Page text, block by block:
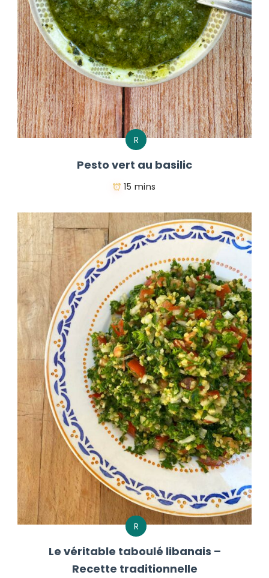
R
Pesto vert au basilic
15 mins
R
Le véritable taboulé libanais –
Recette traditionnelle